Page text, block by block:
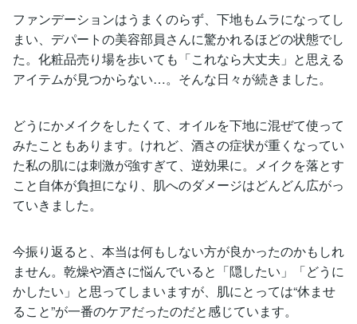
ファンデーションはうまくのらず、下地もムラになってし
まい、デパートの美容部員さんに驚かれるほどの状態でし
た。化粧品売り場を歩いても「これなら大丈夫」と思える
アイテムが見つからない…。そんな日々が続きました。
どうにかメイクをしたくて、オイルを下地に混ぜて使って
みたこともあります。けれど、酒さの症状が重くなってい
た私の肌には刺激が強すぎて、逆効果に。メイクを落とす
こと自体が負担になり、肌へのダメージはどんどん広がっ
ていきました。
今振り返ると、本当は何もしない方が良かったのかもしれ
ません。乾燥や酒さに悩んでいると「隠したい」「どうに
かしたい」と思ってしまいますが、肌にとっては“休ませ
ること”が一番のケアだったのだと感じています。